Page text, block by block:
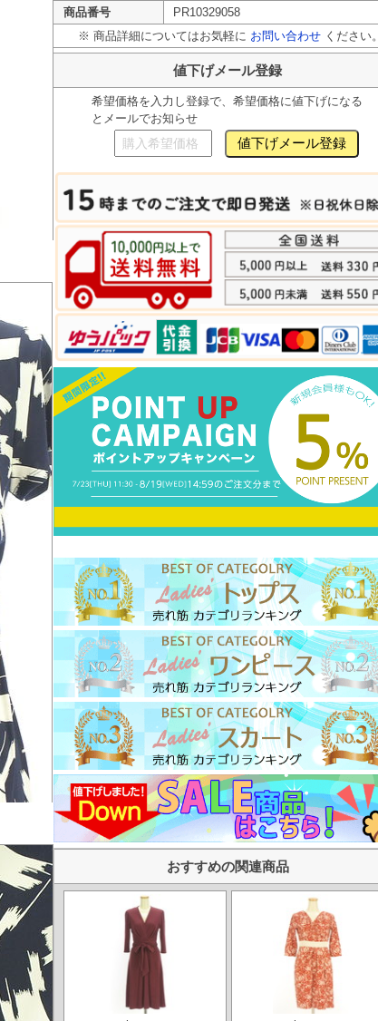
商品番号
PR10329058
※ 商品詳細についてはお気軽に お問い合わせ ください。
値下げメール登録
希望価格を入力し登録で、希望価格に値下げになる
とメールでお知らせ
おすすめの関連商品